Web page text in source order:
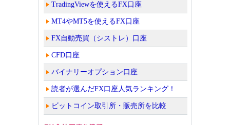
TradingViewを使えるFX口座
MT4やMT5を使えるFX口座
FX自動売買（シストレ）口座
CFD口座
バイナリーオプション口座
読者が選んだFX口座人気ランキング！
ビットコイン取引所・販売所を比較